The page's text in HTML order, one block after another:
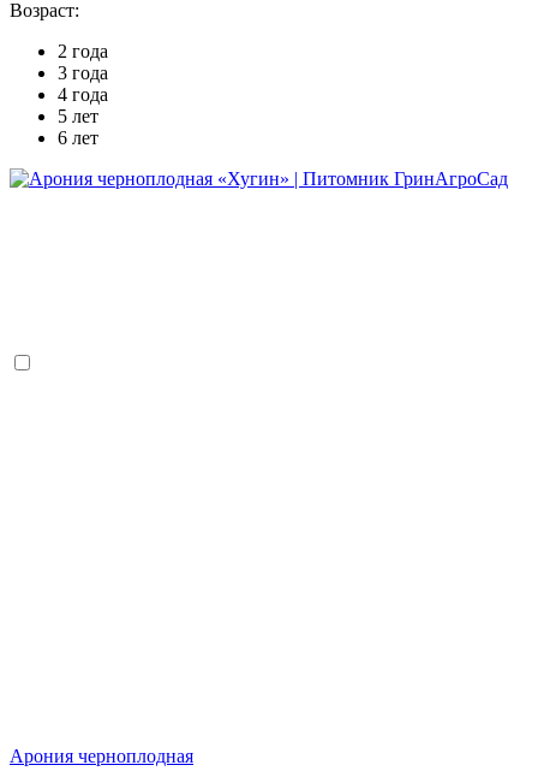
Возраст:
2 года
3 года
4 года
5 лет
6 лет
Арония черноплодная